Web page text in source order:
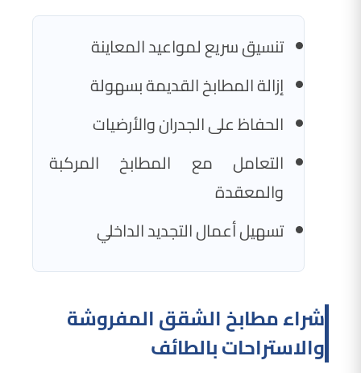
تنسيق سريع لمواعيد المعاينة
إزالة المطابخ القديمة بسهولة
الحفاظ على الجدران والأرضيات
التعامل مع المطابخ المركبة
والمعقدة
تسهيل أعمال التجديد الداخلي
شراء مطابخ الشقق المفروشة
والاستراحات بالطائف